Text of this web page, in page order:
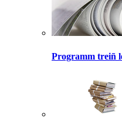
Programm treiñ